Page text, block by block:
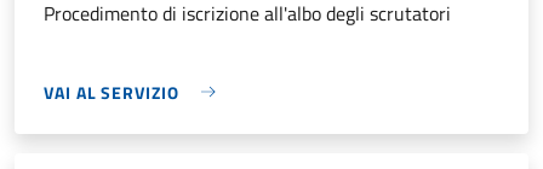
Procedimento di iscrizione all'albo degli scrutatori
VAI AL SERVIZIO